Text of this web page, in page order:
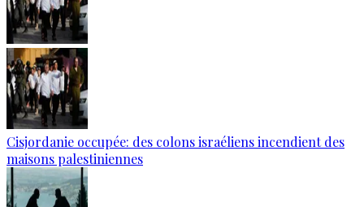
Cisjordanie occupée: des colons israéliens incendient des
maisons palestiniennes